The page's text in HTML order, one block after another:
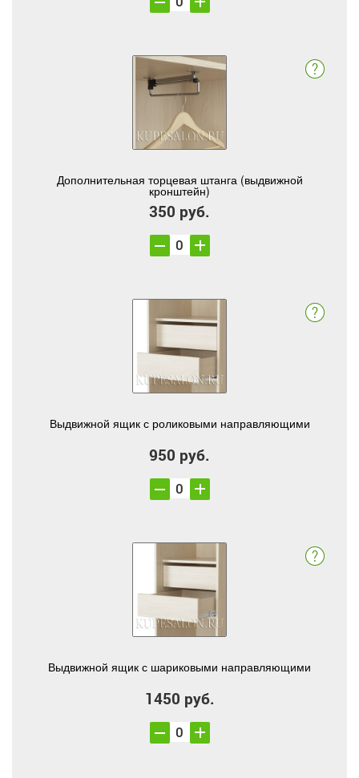
Дополнительная торцевая штанга (выдвижной
кронштейн)
350 руб.
Выдвижной ящик с роликовыми направляющими
950 руб.
Выдвижной ящик с шариковыми направляющими
1450 руб.